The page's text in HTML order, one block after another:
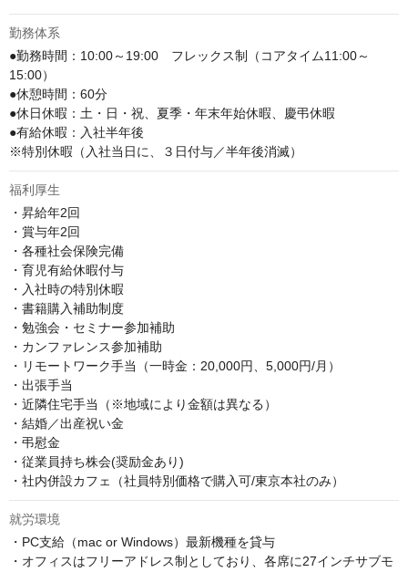
勤務体系
●勤務時間：10:00～19:00　フレックス制（コアタイム11:00～
15:00）
●休憩時間：60分
●休日休暇：土・日・祝、夏季・年末年始休暇、慶弔休暇
●有給休暇：入社半年後
※特別休暇（入社当日に、３日付与／半年後消滅）
福利厚生
・昇給年2回
・賞与年2回
・各種社会保険完備
・育児有給休暇付与
・入社時の特別休暇
・書籍購入補助制度
・勉強会・セミナー参加補助
・カンファレンス参加補助
・リモートワーク手当（一時金：20,000円、5,000円/月）
・出張手当
・近隣住宅手当（※地域により金額は異なる）
・結婚／出産祝い金
・弔慰金
・従業員持ち株会(奨励金あり)
・社内併設カフェ（社員特別価格で購入可/東京本社のみ）
就労環境
・PC支給（mac or Windows）最新機種を貸与
・オフィスはフリーアドレス制としており、各席に27インチサブモ